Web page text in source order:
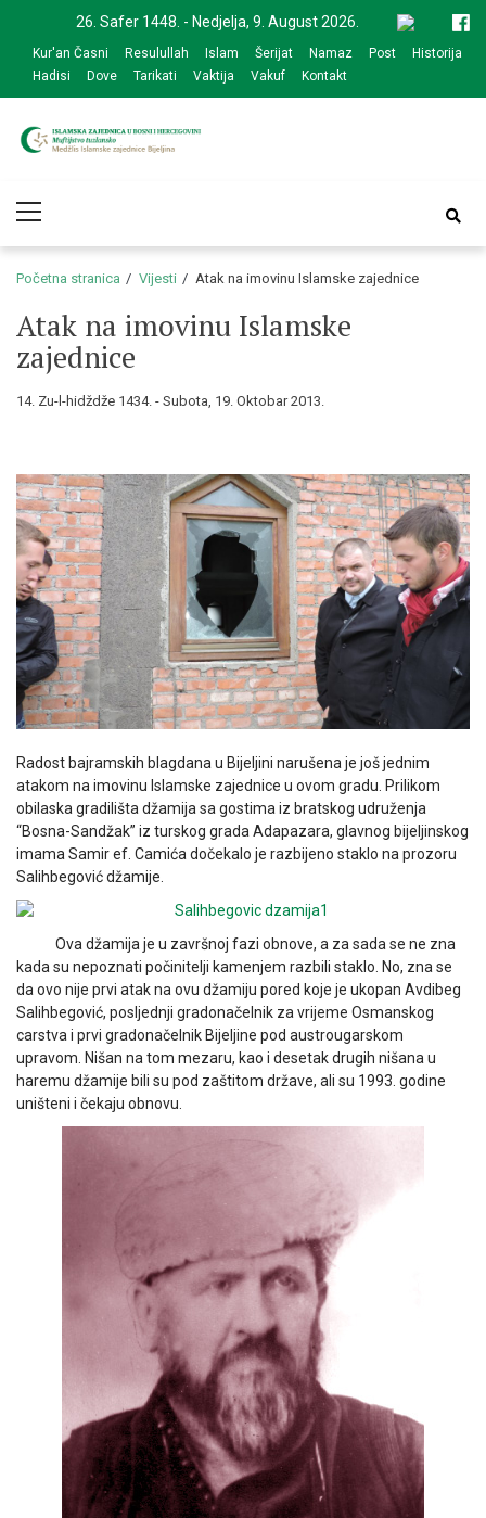
navigation
content
26. Safer 1448. - Nedjelja, 9. August 2026.
Kur'an Časni Resulullah Islam Šerijat Namaz Post
Historija
Hadisi
Dove Tarikati Vaktija Vakuf Kontakt
zajednice Bijeljina
Menu
Početna stranica Vijesti Atak na imovinu Islamske zajednice
Atak na imovinu Islamske
zajednice
14. Zu-l-hidždže 1434. - Subota, 19. Oktobar 2013.
Radost bajramskih blagdana u Bijeljini narušena je još jednim
atakom na imovinu Islamske zajednice u ovom gradu. Prilikom
obilaska gradilišta džamija sa gostima iz bratskog udruženja
“Bosna-Sandžak” iz turskog grada Adapazara, glavnog bijeljinskog
imama Samir ef. Camića dočekalo je razbijeno staklo na prozoru
Salihbegović džamije.
Ova džamija je u završnoj fazi obnove, a za sada se ne zna
kada su nepoznati počinitelji kamenjem razbili staklo. No, zna se
da ovo nije prvi atak na ovu džamiju pored koje je ukopan Avdibeg
Salihbegović, posljednji gradonačelnik za vrijeme Osmanskog
carstva i prvi gradonačelnik Bijeljine pod austrougarskom
upravom. Nišan na tom mezaru, kao i desetak drugih nišana u
haremu džamije bili su pod zaštitom države, ali su 1993. godine
uništeni i čekaju obnovu.